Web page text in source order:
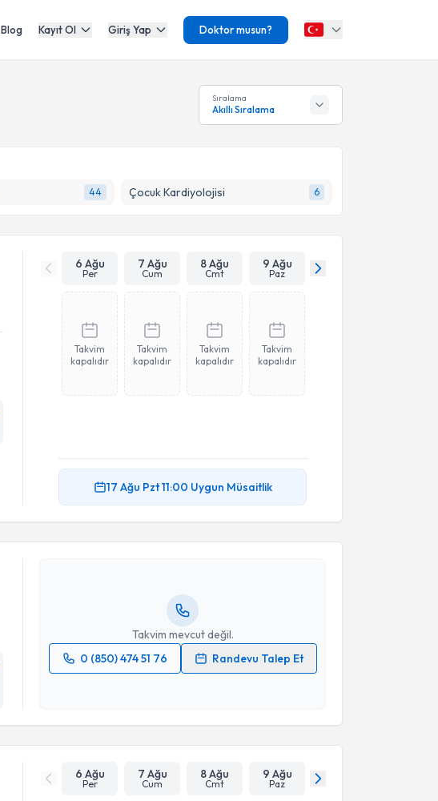
Blog Kayıt Ol Giriş Yap Doktor musun?
Sıralama
Akıllı Sıralama
44 Çocuk Kardiyolojisi 6
6 Ağu
Per
7 Ağu
Cum
8 Ağu
Cmt
9 Ağu
Paz
Takvim
kapalıdır
Takvim
kapalıdır
Takvim
kapalıdır
Takvim
kapalıdır
17 Ağu Pzt11:00 Uygun Müsaitlik
Takvim mevcut değil.
0 (850) 474 51 76
Randevu Talep Et
Randevu Takvimi Talebi
Prof. Dr. Gülhis Dedaiçin randevu takvimi talebi oluşturun.
Size bu uzmandan randevu almanız için bir takvim
6 Ağu
Per
7 Ağu
Cum
8 Ağu
Cmt
9 Ağu
Paz